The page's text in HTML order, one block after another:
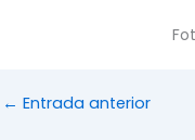
← Entrada anterior